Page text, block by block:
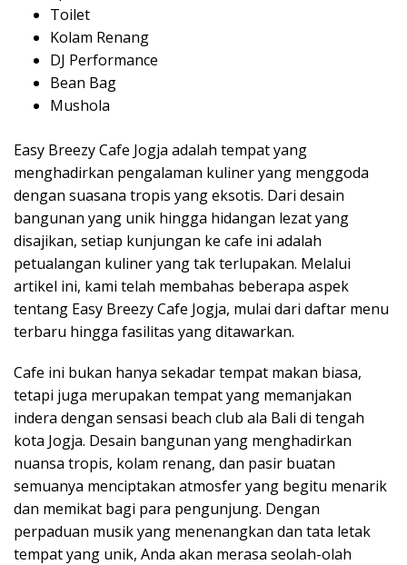
Toilet
Kolam Renang
DJ Performance
Bean Bag
Mushola
Easy Breezy Cafe Jogja adalah tempat yang
menghadirkan pengalaman kuliner yang menggoda
dengan suasana tropis yang eksotis. Dari desain
bangunan yang unik hingga hidangan lezat yang
disajikan, setiap kunjungan ke cafe ini adalah
petualangan kuliner yang tak terlupakan. Melalui
artikel ini, kami telah membahas beberapa aspek
tentang Easy Breezy Cafe Jogja, mulai dari daftar menu
terbaru hingga fasilitas yang ditawarkan.
Cafe ini bukan hanya sekadar tempat makan biasa,
tetapi juga merupakan tempat yang memanjakan
indera dengan sensasi beach club ala Bali di tengah
kota Jogja. Desain bangunan yang menghadirkan
nuansa tropis, kolam renang, dan pasir buatan
semuanya menciptakan atmosfer yang begitu menarik
dan memikat bagi para pengunjung. Dengan
perpaduan musik yang menenangkan dan tata letak
tempat yang unik, Anda akan merasa seolah-olah